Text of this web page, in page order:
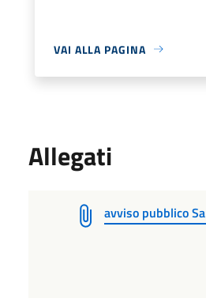
VAI ALLA PAGINA
Allegati
avviso pubblico